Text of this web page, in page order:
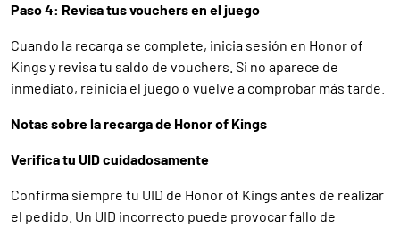
Paso 4: Revisa tus vouchers en el juego
Cuando la recarga se complete, inicia sesión en Honor of
Kings y revisa tu saldo de vouchers. Si no aparece de
inmediato, reinicia el juego o vuelve a comprobar más tarde.
Notas sobre la recarga de Honor of Kings
Verifica tu UID cuidadosamente
Confirma siempre tu UID de Honor of Kings antes de realizar
el pedido. Un UID incorrecto puede provocar fallo de